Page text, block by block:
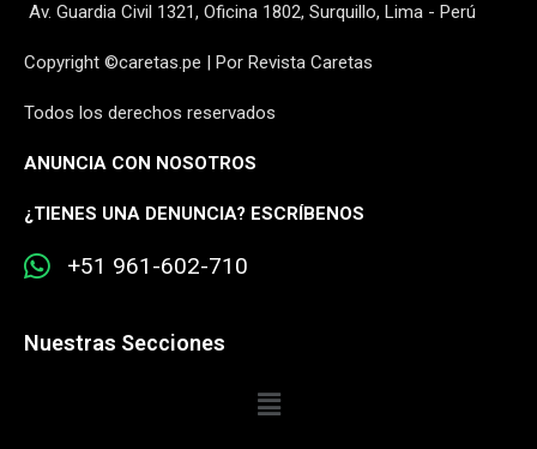
Av. Guardia Civil 1321, Oficina 1802, Surquillo, Lima - Perú
Copyright ©caretas.pe | Por Revista Caretas
Todos los derechos reservados
ANUNCIA CON NOSOTROS
¿TIENES UNA DENUNCIA? ESCRÍBENOS
+51 961-602-710
Nuestras Secciones